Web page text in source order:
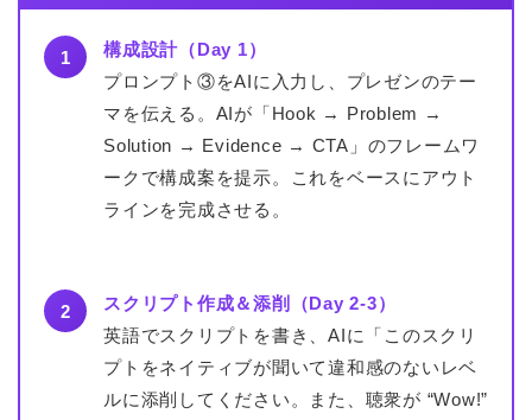
1
構成設計（Day 1）
プロンプト③をAIに入力し、プレゼンのテー
マを伝える。AIが「Hook → Problem →
Solution → Evidence → CTA」のフレームワ
ークで構成案を提示。これをベースにアウト
ラインを完成させる。
2
スクリプト作成＆添削（Day 2-3）
英語でスクリプトを書き、AIに「このスクリ
プトをネイティブが聞いて違和感のないレベ
ルに添削してください。また、聴衆が “Wow!”